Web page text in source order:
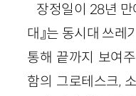
장정일이 28년 만
대』는 동시대 쓰
통해 끝까지 보여
함의 그로테스크,